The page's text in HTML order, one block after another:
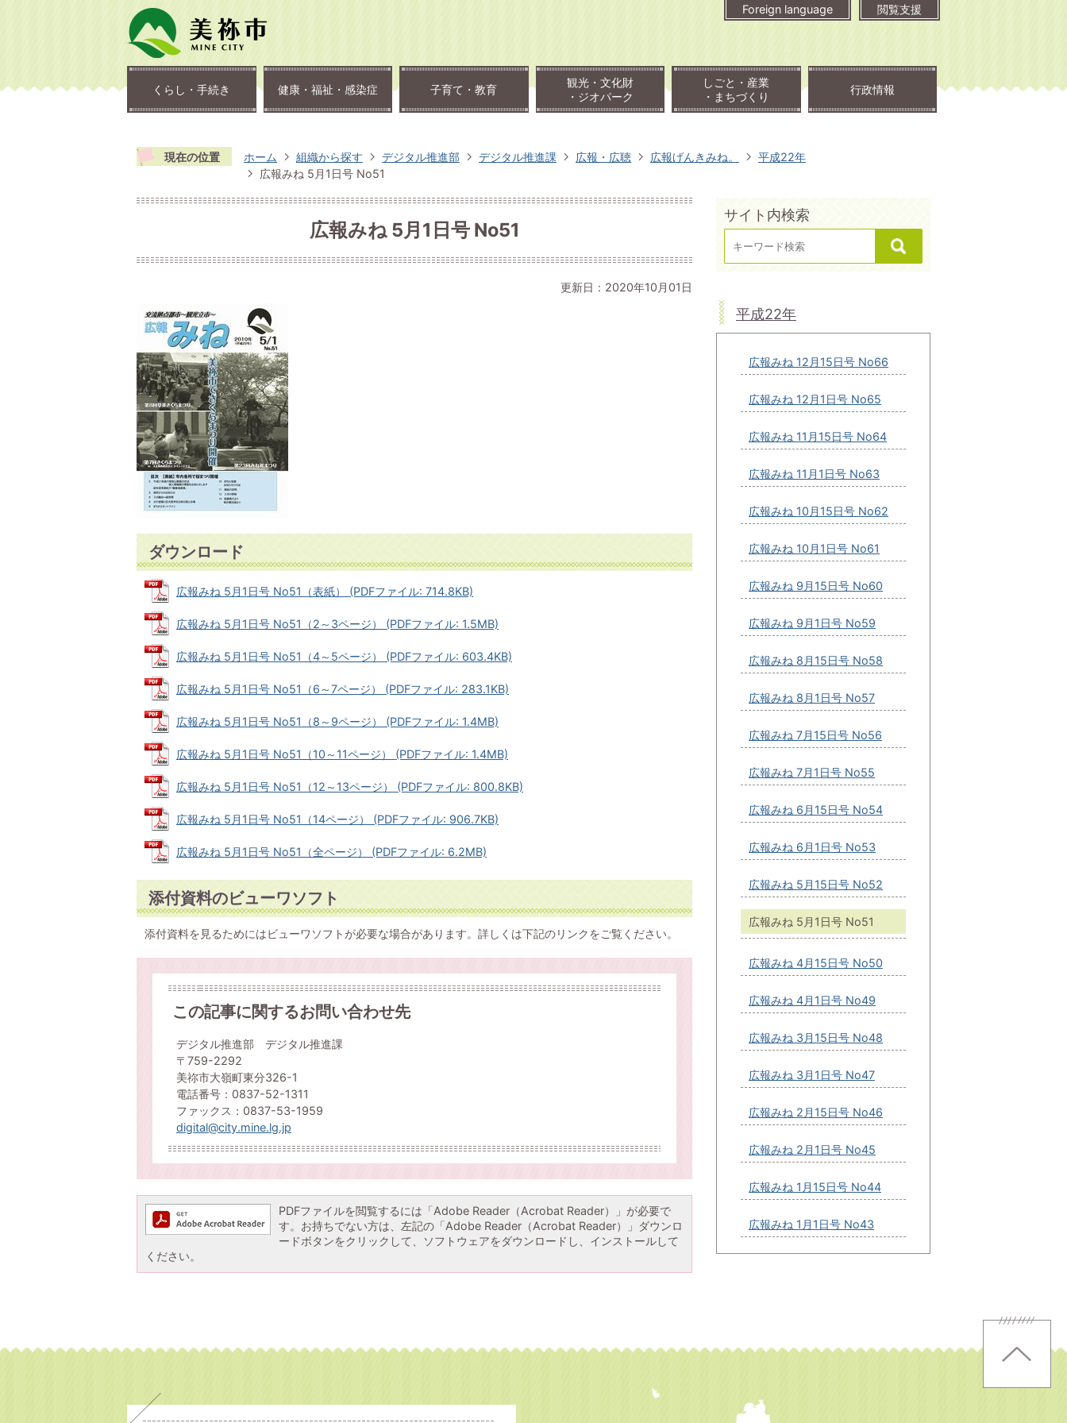
Foreign language 閲覧支援
くらし・手続き 健康・福祉・感染症 子育て・教育
観光・文化財
・ジオパーク
しごと・産業
・まちづくり
行政情報
現在の位置 ホーム 組織から探す デジタル推進部 デジタル推進課 広報・広聴 広報げんきみね。
平成22年
広報みね 5月1日号 No51
広報みね 5月1日号 No51
更新日：2020年10月01日
ダウンロード
広報みね 5月1日号 No51（表紙） (PDFファイル: 714.8KB)
広報みね 5月1日号 No51（2～3ページ） (PDFファイル: 1.5MB)
広報みね 5月1日号 No51（4～5ページ） (PDFファイル: 603.4KB)
広報みね 5月1日号 No51（6～7ページ） (PDFファイル: 283.1KB)
広報みね 5月1日号 No51（8～9ページ） (PDFファイル: 1.4MB)
広報みね 5月1日号 No51（10～11ページ） (PDFファイル: 1.4MB)
広報みね 5月1日号 No51（12～13ページ） (PDFファイル: 800.8KB)
広報みね 5月1日号 No51（14ページ） (PDFファイル: 906.7KB)
広報みね 5月1日号 No51（全ページ） (PDFファイル: 6.2MB)
添付資料のビューワソフト
添付資料を見るためにはビューワソフトが必要な場合があります。詳しくは下記のリンクをご覧ください。
この記事に関するお問い合わせ先
デジタル推進部 デジタル推進課
〒759-2292
美祢市大嶺町東分326-1
電話番号：0837-52-1311
ファックス：0837-53-1959
digital@city.mine.lg.jp
PDFファイルを閲覧するには「Adobe Reader（Acrobat Reader）」が必要で
す。お持ちでない方は、左記の「Adobe Reader（Acrobat Reader）」ダウンロ
ードボタンをクリックして、ソフトウェアをダウンロードし、インストールして
ください。
サイト内検索
平成22年
広報みね 12月15日号 No66
広報みね 12月1日号 No65
広報みね 11月15日号 No64
広報みね 11月1日号 No63
広報みね 10月15日号 No62
広報みね 10月1日号 No61
広報みね 9月15日号 No60
広報みね 9月1日号 No59
広報みね 8月15日号 No58
広報みね 8月1日号 No57
広報みね 7月15日号 No56
広報みね 7月1日号 No55
広報みね 6月15日号 No54
広報みね 6月1日号 No53
広報みね 5月15日号 No52
広報みね 5月1日号 No51
広報みね 4月15日号 No50
広報みね 4月1日号 No49
広報みね 3月15日号 No48
広報みね 3月1日号 No47
広報みね 2月15日号 No46
広報みね 2月1日号 No45
広報みね 1月15日号 No44
広報みね 1月1日号 No43